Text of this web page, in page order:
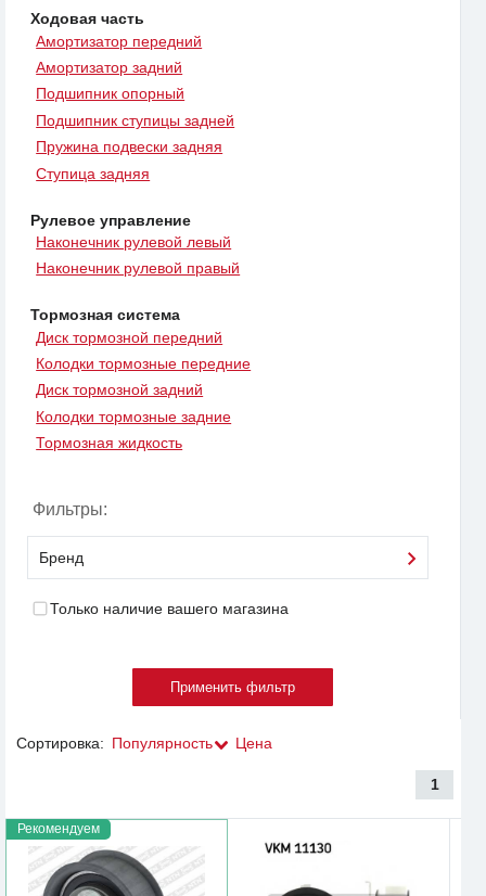
Ходовая часть
Амортизатор передний
Амортизатор задний
Подшипник опорный
Подшипник ступицы задней
Пружина подвески задняя
Ступица задняя
Рулевое управление
Наконечник рулевой левый
Наконечник рулевой правый
Тормозная система
Диск тормозной передний
Колодки тормозные передние
Диск тормозной задний
Колодки тормозные задние
Тормозная жидкость
Фильтры:
Бренд
Только наличие вашего магазина
Сортировка: Популярность Цена
1
Рекомендуем